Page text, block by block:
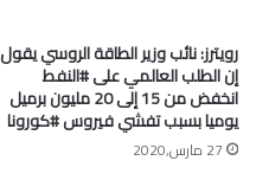
رويترز: نائب وزير الطاقة الروسي يقول
إن الطلب العالمي على #النفط
انخفض من 15 إلى 20 مليون برميل
يوميا بسبب تفشي فيروس #كورونا
27 مارس,2020